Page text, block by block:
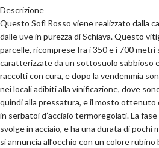
Descrizione
Questo Sofì Rosso viene realizzato dalla
dalle uve in purezza di Schiava. Questo
parcelle, ricomprese fra i 350 e i 700 metri
caratterizzate da un sottosuolo sabbioso
raccolti con cura, e dopo la vendemmia
nei locali adibiti alla vinificazione, dove
quindi alla pressatura, e il mosto ottenuto
in serbatoi d’acciaio termoregolati. La
svolge in acciaio, e ha una durata di pochi
si annuncia all’occhio con un colore